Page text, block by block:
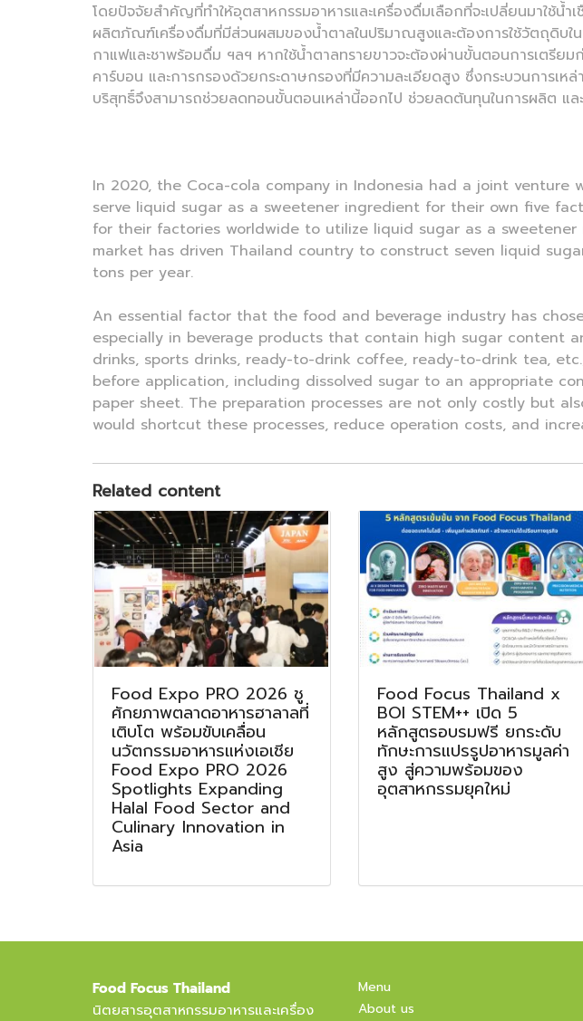
โดยปัจจัยสำคัญที่ทำให้อุตสาหกรรมอาหารและเครื่องดื่มเลือกที่จะเปลี่ยนมาใช้น้
ผลิตภัณฑ์เครื่องดื่มที่มีส่วนผสมของน้ำตาลในปริมาณสูงและต้องการใช้วัตถุดิบใน
กาแฟและชาพร้อมดื่ม ฯลฯ หากใช้น้ำตาลทรายขาวจะต้องผ่านขั้นตอนการเตรีย
คาร์บอน และการกรองด้วยกระดาษกรองที่มีความละเอียดสูง ซึ่งกระบวนการเห
บริสุทธิ์จึงสามารถช่วยลดทอนขั้นตอนเหล่านี้ออกไป ช่วยลดต้นทุนในการผลิต แล
In 2020, the Coca-cola company in Indonesia had a joint
serve liquid sugar as a sweetener ingredient for their own five
for their factories worldwide to utilize liquid sugar as a
market has driven Thailand country to construct seven liquid
tons per year.
An essential factor that the food and beverage industry has
especially in beverage products that contain high sugar content
drinks, sports drinks, ready-to-drink coffee, ready-to-drink tea,
before application, including dissolved sugar to an appropriate
paper sheet. The preparation processes are not only costly but
would shortcut these processes, reduce operation costs, and
Related content
Food Expo PRO 2026 ชู
ศักยภาพตลาดอาหารฮาลาลที่
เติบโต พร้อมขับเคลื่อน
นวัตกรรมอาหารแห่งเอเชีย
Food Expo PRO 2026
Spotlights Expanding
Halal Food Sector and
Culinary Innovation in
Asia
Food Focus Thailand x
BOI STEM++ เปิด 5
หลักสูตรอบรมฟรี ยกระดับ
ทักษะการแปรรูปอาหารมูลค่า
สูง สู่ความพร้อมของ
อุตสาหกรรมยุคใหม่
Food Focus Thailand
นิตยสารอุตสาหกรรมอาหารและเครื่อง
Menu
About us